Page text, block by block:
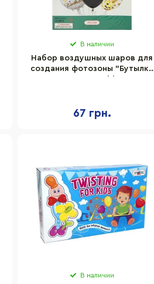
В наличии
Набор воздушных шаров для
создания фотозоны "Бутылка
67 грн.
В наличии